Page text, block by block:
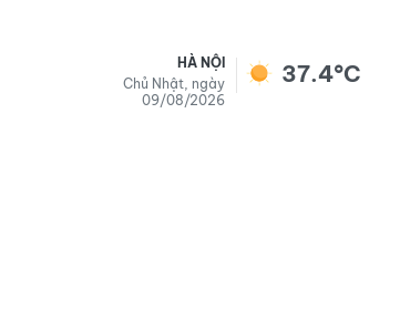
HÀ NỘI
Chủ Nhật, ngày
09/08/2026
37.4°C